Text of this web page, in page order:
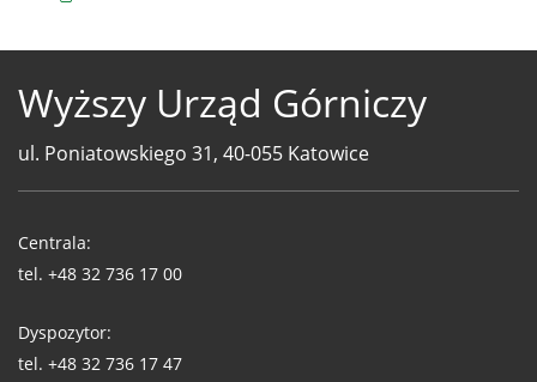
Wyższy Urząd Górniczy
ul. Poniatowskiego 31, 40-055 Katowice
WUG
Centrala:
tel. +48 32 736 17 00
Dyspozytor:
tel. +48 32 736 17 47